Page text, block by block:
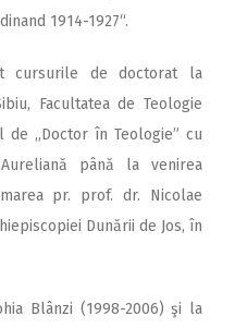
1914-1927“.
cursurile de doctorat la
Facultatea de Teologie
de ,,Doctor în Teologie” cu
până la venirea
pr. prof. dr. Nicolae
Dunării de Jos, în
Blânzi (1998-2006) şi la